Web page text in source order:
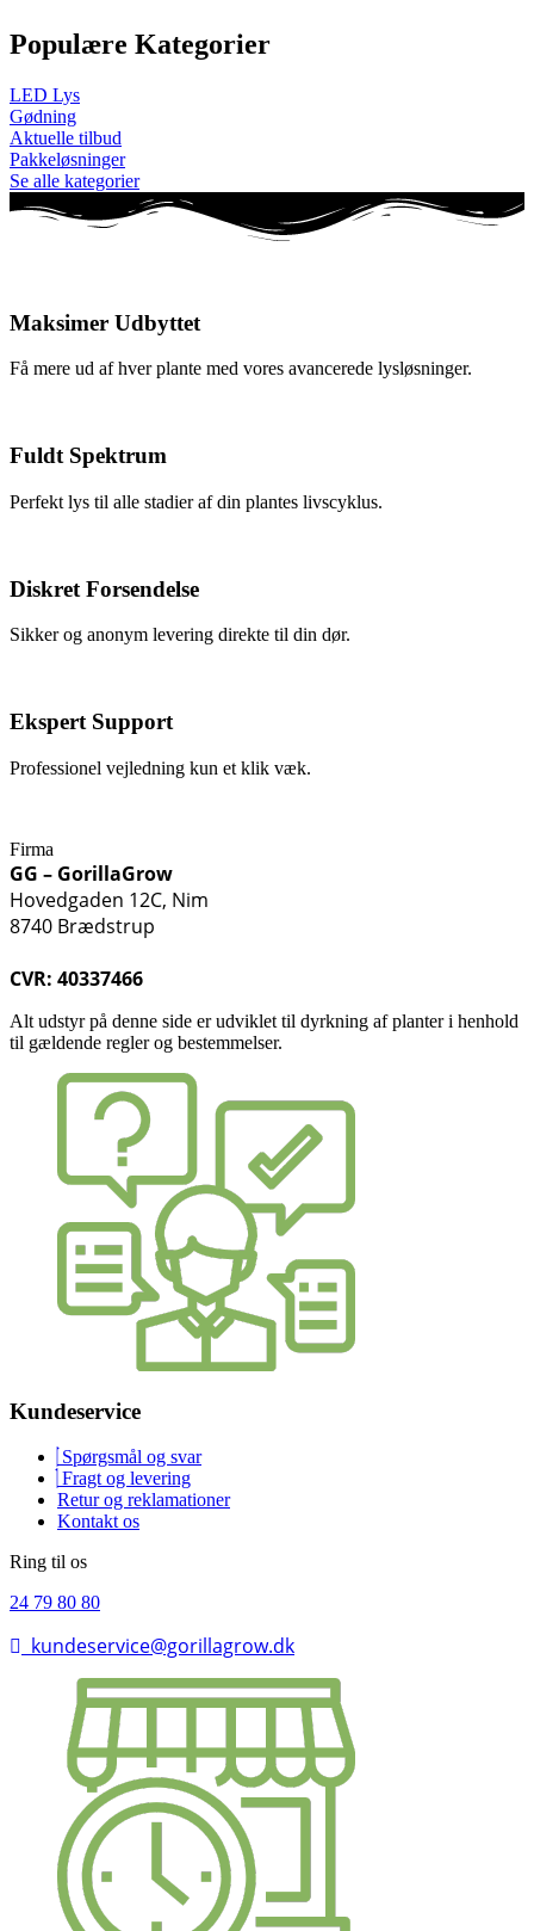
Populære Kategorier
LED Lys
Gødning
Aktuelle tilbud
Pakkeløsninger
Se alle kategorier
Maksimer Udbyttet
Få mere ud af hver plante med vores avancerede lysløsninger.
Fuldt Spektrum
Perfekt lys til alle stadier af din plantes livscyklus.
Diskret Forsendelse
Sikker og anonym levering direkte til din dør.
Ekspert Support
Professionel vejledning kun et klik væk.
Firma
GG – GorillaGrow
Hovedgaden 12C, Nim
8740 Brædstrup
CVR: 40337466
Alt udstyr på denne side er udviklet til dyrkning af planter i henhold
til gældende regler og bestemmelser.
Kundeservice
Spørgsmål og svar
Fragt og levering
Retur og reklamationer
Kontakt os
Ring til os
24 79 80 80
kundeservice@gorillagrow.dk